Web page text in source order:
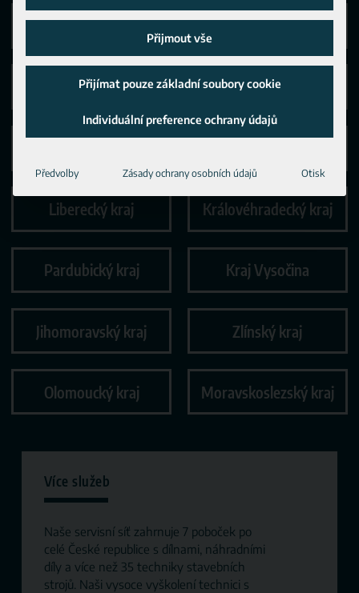
Plzeňský kraj Jihočeský kraj
Praha Karlovarský kraj
Liberecký kraj Královéhradecký kraj
Pardubický kraj Kraj Vysočina
Jihomoravský kraj Zlínský kraj
Olomoucký kraj Moravskoslezský kraj
Více služeb
Naše servisní síť zahrnuje 7 poboček po
celé České republice s dílnami, náhradními
díly a více než 35 techniky stavebních
strojů. Naši vysoce vyškolení technici s
Přijmout vše
Přijímat pouze základní soubory cookie
Individuální preference ochrany údajů
Předvolby Zásady ochrany osobních údajů Otisk